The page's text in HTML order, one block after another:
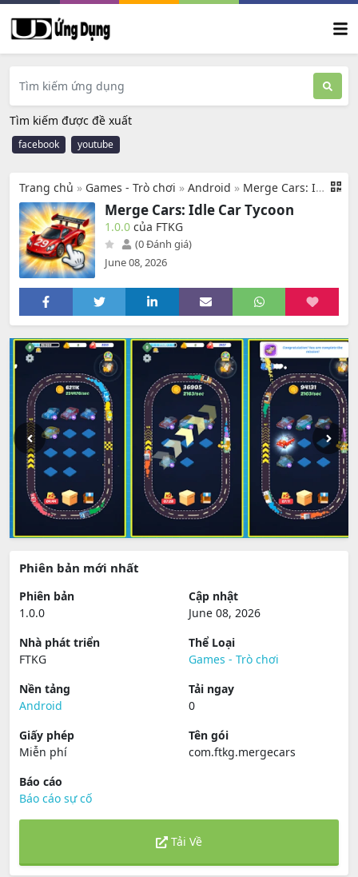
Tìm kiếm được đề xuất
facebook youtube
Trang chủ » Games - Trò chơi » Android » Merge Cars: Idle Car Tycoon
Merge Cars: Idle Car Tycoon
1.0.0 của FTKG
(0 Đánh giá)
June 08, 2026
Phiên bản mới nhất
Phiên bản
1.0.0
Cập nhật
June 08, 2026
Nhà phát triển
FTKG
Thể Loại
Games - Trò chơi
Nền tảng
Android
Tải ngay
0
Giấy phép
Miễn phí
Tên gói
com.ftkg.mergecars
Báo cáo
Báo cáo sự cố
Tải Về